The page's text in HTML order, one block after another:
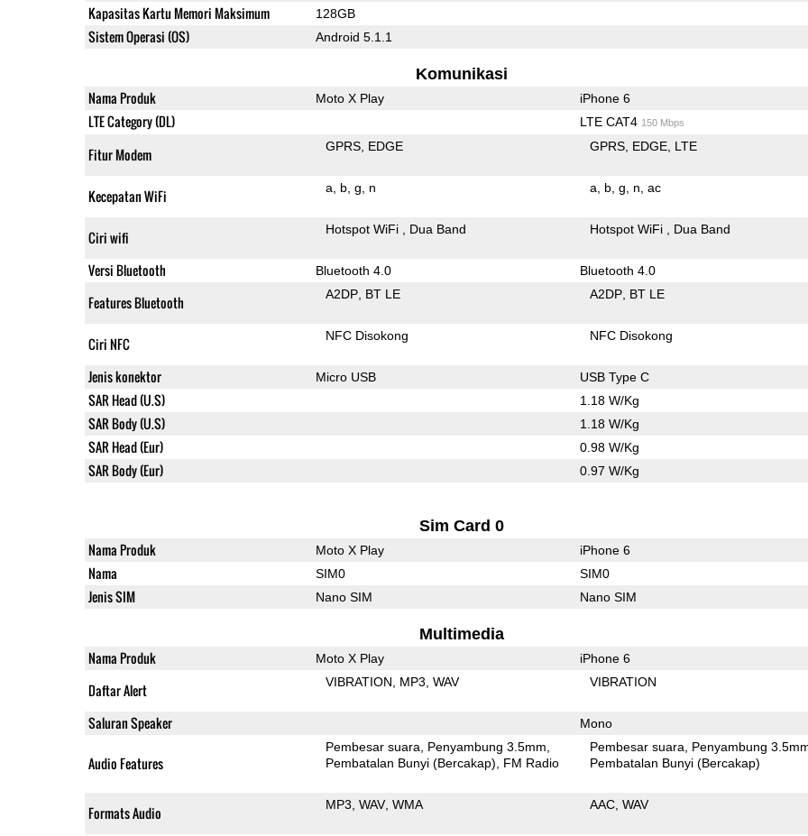
Kapasitas Kartu Memori Maksimum 128GB
Sistem Operasi (OS) Android 5.1.1
Komunikasi
Nama Produk Moto X Play iPhone 6
LTE Category (DL) LTE CAT4 150 Mbps
Fitur Modem GPRS EDGE GPRS EDGE LTE
Kecepatan WiFi a b g n a b g n ac
Ciri wifi Hotspot WiFi Dua Band Hotspot WiFi Dua Band
Versi Bluetooth Bluetooth 4.0 Bluetooth 4.0
Features Bluetooth A2DP BT LE A2DP BT LE
Ciri NFC NFC Disokong NFC Disokong
Jenis konektor Micro USB USB Type C
SAR Head (U.S) 1.18 W/Kg
SAR Body (U.S) 1.18 W/Kg
SAR Head (Eur) 0.98 W/Kg
SAR Body (Eur) 0.97 W/Kg
Sim Card 0
Nama Produk Moto X Play iPhone 6
Nama SIM0 SIM0
Jenis SIM Nano SIM Nano SIM
Multimedia
Nama Produk Moto X Play iPhone 6
Daftar Alert VIBRATION MP3 WAV VIBRATION
Saluran Speaker Mono
Audio Features
Pembesar suara
Penyambung 3.5mm
Pembatalan Bunyi (Bercakap)
FM Radio
Pembesar suara
Penyambung
Pembatalan Bunyi (Bercakap)
Formats Audio MP3 WAV WMA AAC WAV